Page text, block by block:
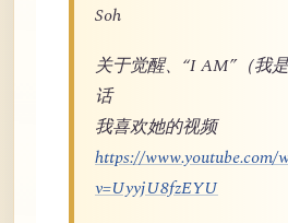
Soh
关于觉醒、“I AM”（我
话
我喜欢她的视频
https://www.youtube.com/
v=UyyjU8fzEYU